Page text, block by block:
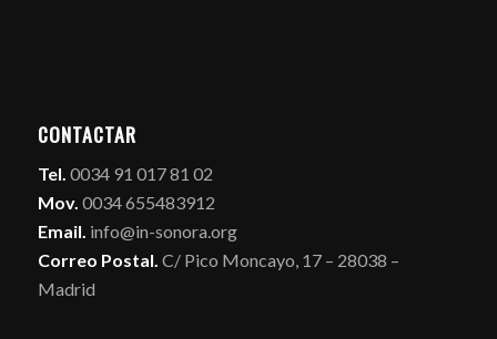
CONTACTAR
Tel. 0034 91 017 81 02
Mov. 0034 655483912
Email. info@in-sonora.org
Correo Postal. C/ Pico Moncayo, 17 – 28038 –
Madrid